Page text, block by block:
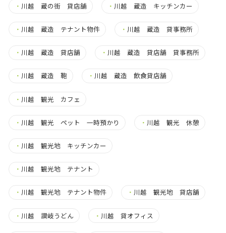
・ 川越 蔵の街 貸店舗 ・ 川越 蔵造 キッチンカー
・ 川越 蔵造 テナント物件 ・ 川越 蔵造 貸事務所
・ 川越 蔵造 貸店舗 ・ 川越 蔵造 貸店舗 貸事務所
・ 川越 蔵造 鞄 ・ 川越 蔵造 飲食貸店舗
・ 川越 観光 カフェ
・ 川越 観光 ペット 一時預かり ・ 川越 観光 休憩
・ 川越 観光地 キッチンカー
・ 川越 観光地 テナント
・ 川越 観光地 テナント物件 ・ 川越 観光地 貸店舗
・ 川越 讃岐うどん ・ 川越 貸オフィス